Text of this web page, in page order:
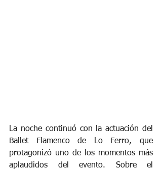
La noche continuó con la actuación del
Ballet Flamenco de Lo Ferro, que
protagonizó uno de los momentos más
aplaudidos del evento. Sobre el